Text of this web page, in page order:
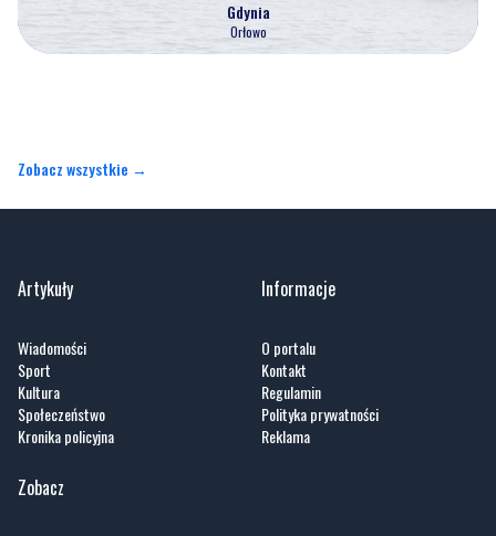
Gdynia
Orłowo
Zobacz wszystkie →
Artykuły
Wiadomości
Sport
Kultura
Społeczeństwo
Kronika policyjna
Informacje
O portalu
Kontakt
Regulamin
Polityka prywatności
Reklama
Zobacz